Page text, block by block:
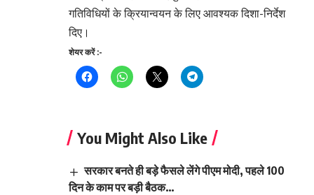
गतिविधियों के क्रियान्वयन के लिए आवश्यक दिशा-निर्देश
दिए।
शेयर करें :-
You Might Also Like
सरकार बनते ही बड़े फैसले लेंगे पीएम मोदी, पहले 100
दिन के काम पर बड़ी बैठक…